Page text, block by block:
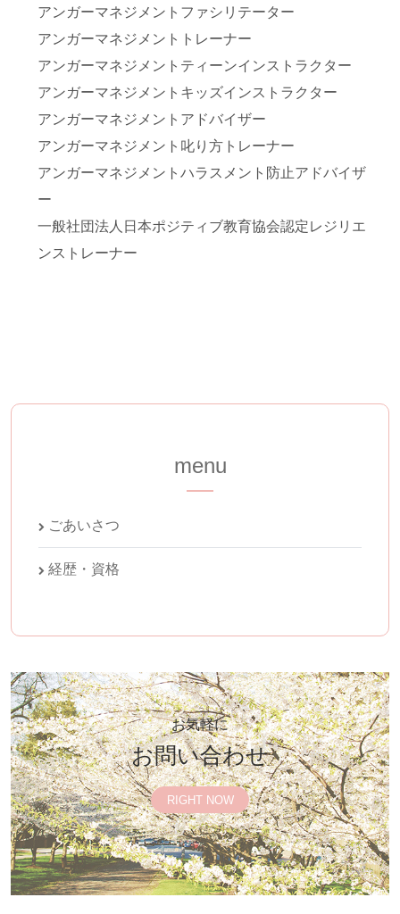
menu
ごあいさつ
経歴・資格
お気軽に
お問い合わせ
RIGHT NOW
アンガーマネジメントファシリテーター
アンガーマネジメントトレーナー
アンガーマネジメントティーンインストラクター
アンガーマネジメントキッズインストラクター
アンガーマネジメントアドバイザー
アンガーマネジメント叱り方トレーナー
アンガーマネジメントハラスメント防止アドバイザ
ー
一般社団法人日本ポジティブ教育協会認定レジリエ
ンストレーナー